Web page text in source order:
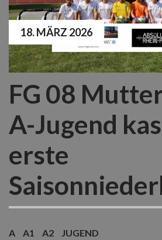
FG 08
A-Jugend
erste
A A1 A2 JUGEND
18. MÄRZ 2026